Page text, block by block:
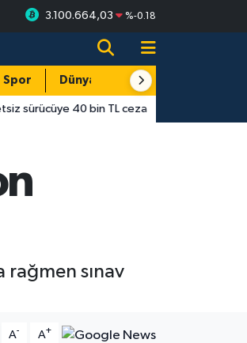
3.100.664,03 %-0.18
Spor Dünya Resmi Reklamlar
40 bin TL ceza 14:55
rağmen sınav
A- A+